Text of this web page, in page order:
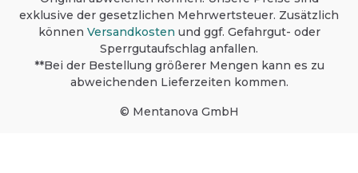
exklusive der gesetzlichen Mehrwertsteuer. Zusätzlich
können Versandkosten und ggf. Gefahrgut- oder
Sperrgutaufschlag anfallen.
**Bei der Bestellung größerer Mengen kann es zu
abweichenden Lieferzeiten kommen.
© Mentanova GmbH